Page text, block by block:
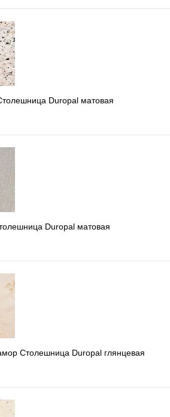
Duropal матовая
Duropal матовая
Столешница Duropal глянцевая